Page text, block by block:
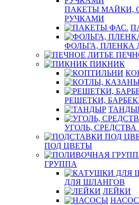
ПАКЕТЫ МАЙКИ,
РУЧКАМИ
ФОЛЬГА, ПЛЕНКА
ПИКНИК
РЕШЕТКИ,
УГОЛЬ,
ПОД ЦВЕТЫ
ГРУППА
ДЛЯ ШЛАНГОВ
ЛЕЙКИ